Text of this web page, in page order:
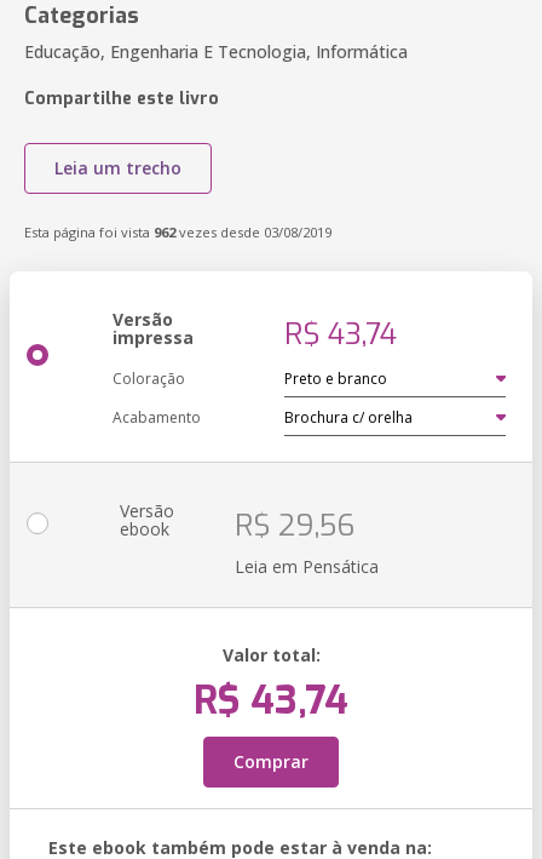
Categorias
Educação, Engenharia E Tecnologia, Informática
Compartilhe este livro
Leia um trecho
Esta página foi vista 962vezes desde 03/08/2019
Versão
impressa R$ 43,74
Coloração
Acabamento
Versão
ebook R$ 29,56
Leia em Pensática
Valor total:
R$ 43,74
Comprar
Este ebook também pode estar à venda na: